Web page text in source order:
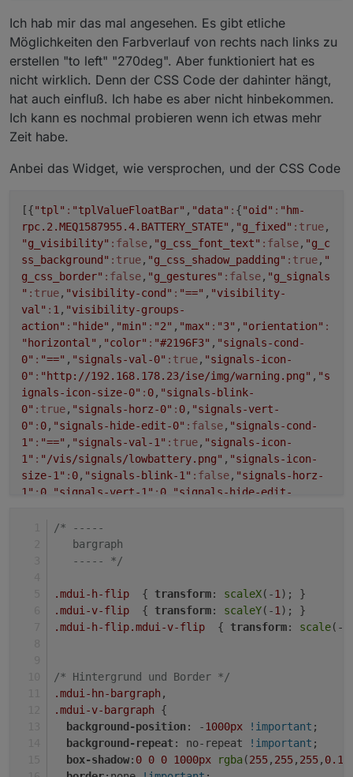
Ich hab mir das mal angesehen. Es gibt etliche
Möglichkeiten den Farbverlauf von rechts nach links zu
erstellen "to left" "270deg". Aber funktioniert hat es
nicht wirklich. Denn der CSS Code der dahinter hängt,
hat auch einfluß. Ich habe es aber nicht hinbekommen.
Ich kann es nochmal probieren wenn ich etwas mehr
Zeit habe.
Anbei das Widget, wie versprochen, und der CSS Code
[{"tpl" : "tplValueFloatBar" , "data" : {"oid" : "hm-
rpc.2.MEQ1587955.4.BATTERY_STATE" , "g_fixed" :true,
"g_visibility" :false, "g_css_font_text" :false, "g_c
ss_background" :true, "g_css_shadow_padding" :true, "
g_css_border" :false, "g_gestures" :false, "g_signals
" :true, "visibility-cond" : "==" , "visibility-
val" : 1 , "visibility-groups-
action" : "hide" , "min" : "2" , "max" : "3" , "orientation" :
"horizontal" , "color" : "#2196F3" , "signals-cond-
0" : "==" , "signals-val-0" :true, "signals-icon-
0" : "http://192.168.178.23/ise/img/warning.png" , "s
ignals-icon-size-0" : 0, "signals-blink-
0" :true, "signals-horz-0" : 0, "signals-vert-
0" : 0, "signals-hide-edit-0" :false, "signals-cond-
1" : "==" , "signals-val-1" :true, "signals-icon-
1" : "/vis/signals/lowbattery.png" , "signals-icon-
size-1" : 0, "signals-blink-1" :false, "signals-horz-
1" : 0 "signals-vert-1" : 0
"signals-hide-edit-
:true
"/vis/signals/lowbattery.png"
"signals-blink-2"
:false,"reverse" :false,"class" :"mdui-float
mdui-hn-bargraph", "border":"","lc-type"
"last-
change","lc-is-interval":true,
"lc-is-
offset-vert":0,"lc-offset-horz" : 0
"12px", "lc-font-family"
:"", "lc-bkg-color"
border-width":"0","lc-border-style": "","lc-
border-color":"","lc-border-radius" 10,"lc-
:0,"signals-text-style-0":"padding-top:
2px; padding-left: 5px;","signals-oid-0"
/* -----
   bargraph
   ----- */
.mdui-h-flip
  {
transform: scaleX(-1 ); }
.mdui-v-flip
  {
transform: scaleY(-1 ); }
.mdui-h-flip.mdui-v-flip
  {
transform: scale(-
/* Hintergrund und Border */
.mdui-hn-bargraph ,
.mdui-v-bargraph {
background-position: -1000px !important ;
background-repeat: no-repeat !important ;
box-shadow: 0 0 0 1000px rgba(255, 255, 255, 0.1